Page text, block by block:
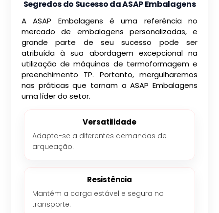
Segredos do Sucesso da ASAP Embalagens
A ASAP Embalagens é uma referência no
mercado de embalagens personalizadas, e
grande parte de seu sucesso pode ser
atribuída à sua abordagem excepcional na
utilização de máquinas de termoformagem e
preenchimento TP. Portanto, mergulharemos
nas práticas que tornam a ASAP Embalagens
uma líder do setor.
Versatilidade
Adapta-se a diferentes demandas de
arqueação.
Resistência
Mantém a carga estável e segura no
transporte.